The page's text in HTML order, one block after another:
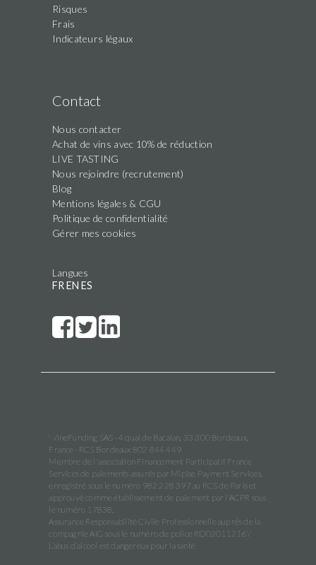
Risques
Frais
Indicateurs légaux
Contact
Nous contacter
Achat de vins avec 10% de réduction
LIVE TASTING
Nous rejoindre (recrutement)
Blog
Mentions légales & CGU
Politique de confidentialité
Gérer mes cookies
Langues
FR EN ES
WineFunding SAS · 4 quai de Bacalan, 33 300 Bordeaux,
France · RCS Bordeaux 802 844 449
Membre de l'association Financement Participatif France
Services de paiements assurés par Mipise Payment Services,
enregistré sous le numéro 982 228 397 au RCS de Paris et
approuvé comme établissement de paiement par l'ACPR sous
le numéro 17838.
Assurance Responsabilité Civile Professionnelle auprès de la
compagnie AIG sous le numéro de police RD02011216Y
L’abus d’alcool est dangereux pour la santé